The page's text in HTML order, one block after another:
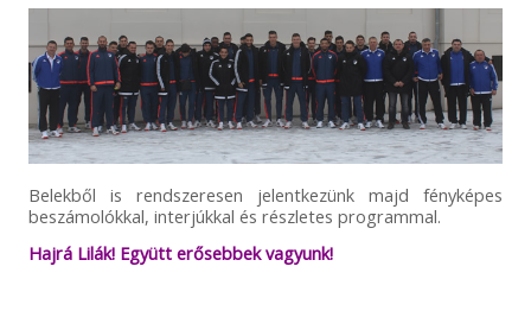
Belekből is rendszeresen jelentkezünk majd fényképes
beszámolókkal, interjúkkal és részletes programmal.
Hajrá Lilák! Együtt erősebbek vagyunk!